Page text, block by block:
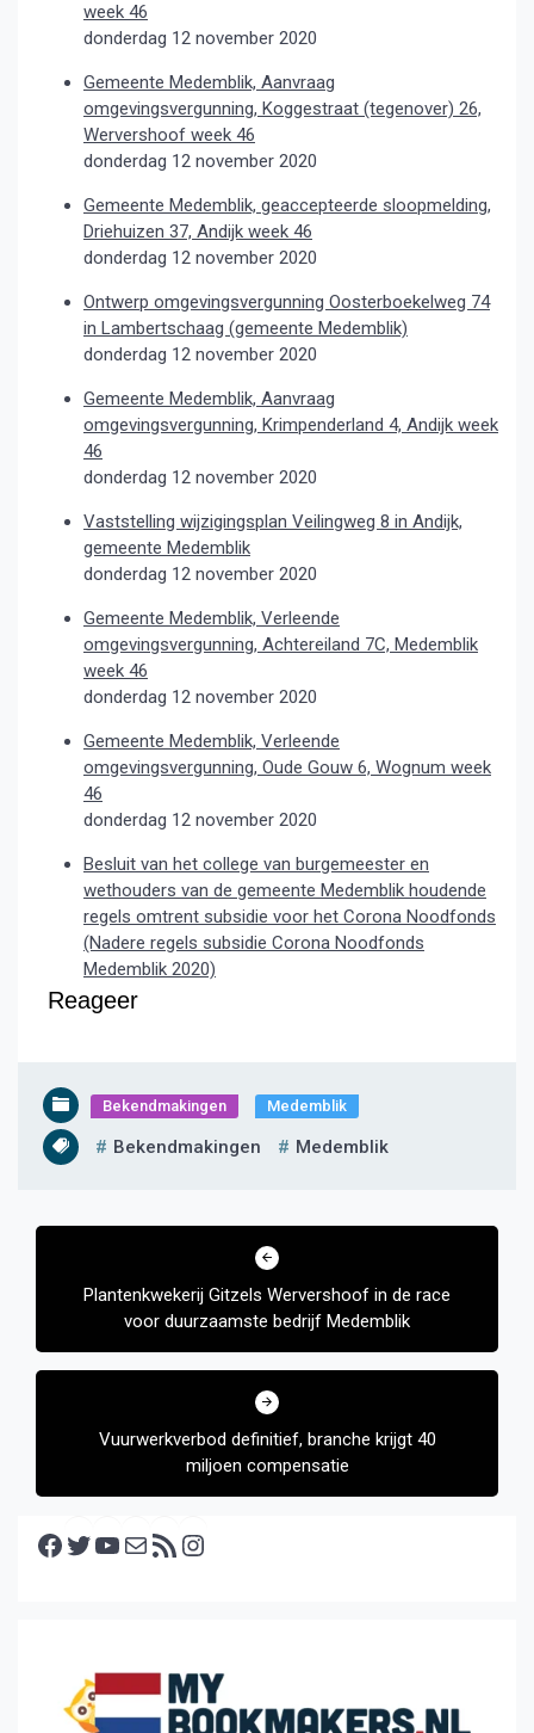
week 46
donderdag 12 november 2020
Gemeente Medemblik, Aanvraag
omgevingsvergunning, Koggestraat (tegenover) 26,
Wervershoof week 46
donderdag 12 november 2020
Gemeente Medemblik, geaccepteerde sloopmelding,
Driehuizen 37, Andijk week 46
donderdag 12 november 2020
Ontwerp omgevingsvergunning Oosterboekelweg 74
in Lambertschaag (gemeente Medemblik)
donderdag 12 november 2020
Gemeente Medemblik, Aanvraag
omgevingsvergunning, Krimpenderland 4, Andijk week
46
donderdag 12 november 2020
Vaststelling wijzigingsplan Veilingweg 8 in Andijk,
gemeente Medemblik
donderdag 12 november 2020
Gemeente Medemblik, Verleende
omgevingsvergunning, Achtereiland 7C, Medemblik
week 46
donderdag 12 november 2020
Gemeente Medemblik, Verleende
omgevingsvergunning, Oude Gouw 6, Wognum week
46
donderdag 12 november 2020
Besluit van het college van burgemeester en
wethouders van de gemeente Medemblik houdende
regels omtrent subsidie voor het Corona Noodfonds
(Nadere regels subsidie Corona Noodfonds
Medemblik 2020)
Reageer
Bekendmakingen Medemblik
Bekendmakingen Medemblik
Bericht
Plantenkwekerij Gitzels Wervershoof in de race
voor duurzaamste bedrijf Medemblik
Vuurwerkverbod definitief, branche krijgt 40
miljoen compensatie
Facebook Twitter YouTube E-mail RSS feed